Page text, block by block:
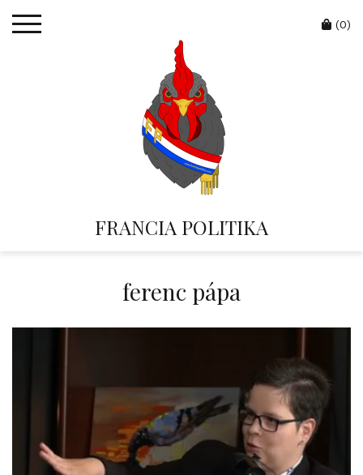
FRANCIA POLITIKA
Cart
(0)
ferenc pápa